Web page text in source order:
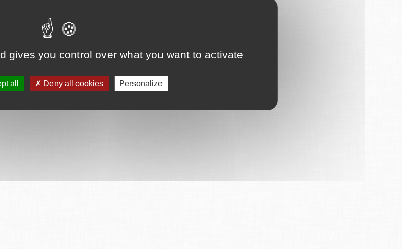
gives you control over what you want to activate
all Deny all cookies Personalize